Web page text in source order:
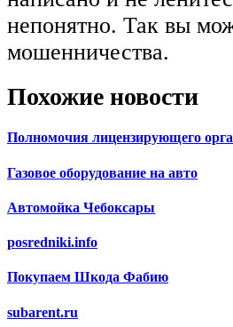
непонятно. Так вы
мошенничества.
Похожие новости
Полномочия лицензирующего
Газовое оборудование на авто
Автомойка Чебоксары
posredniki.info
Покупаем Шкода Фабию
subarent.ru